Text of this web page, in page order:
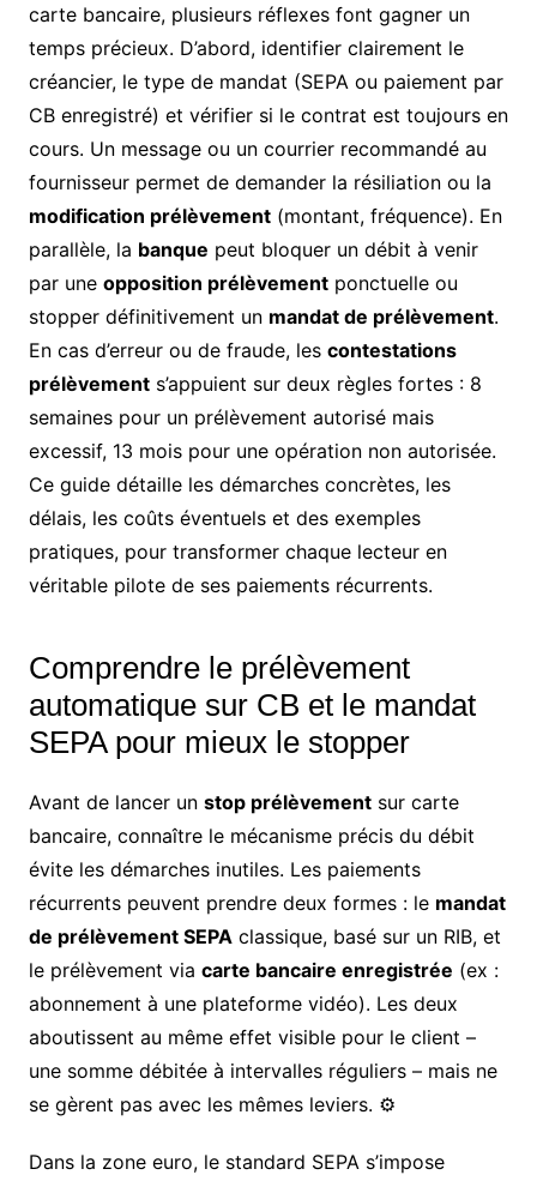
carte bancaire, plusieurs réflexes font gagner un
temps précieux. D’abord, identifier clairement le
créancier, le type de mandat (SEPA ou paiement par
CB enregistré) et vérifier si le contrat est toujours en
cours. Un message ou un courrier recommandé au
fournisseur permet de demander la résiliation ou la
modification prélèvement(montant, fréquence). En
parallèle, la banque peut bloquer un débit à venir
par une opposition prélèvementponctuelle ou
stopper définitivement un mandat de prélèvement.
En cas d’erreur ou de fraude, les contestations
prélèvements’appuient sur deux règles fortes : 8
semaines pour un prélèvement autorisé mais
excessif, 13 mois pour une opération non autorisée.
Ce guide détaille les démarches concrètes, les
délais, les coûts éventuels et des exemples
pratiques, pour transformer chaque lecteur en
véritable pilote de ses paiements récurrents.
Comprendre le prélèvement
automatique sur CB et le mandat
SEPA pour mieux le stopper
Avant de lancer un stop prélèvementsur carte
bancaire, connaître le mécanisme précis du débit
évite les démarches inutiles. Les paiements
récurrents peuvent prendre deux formes : le mandat
de prélèvement SEPA classique, basé sur un RIB, et
le prélèvement via carte bancaire enregistrée (ex :
abonnement à une plateforme vidéo). Les deux
aboutissent au même effet visible pour le client –
une somme débitée à intervalles réguliers – mais ne
se gèrent pas avec les mêmes leviers. ⚙️
Dans la zone euro, le standard SEPA s’impose